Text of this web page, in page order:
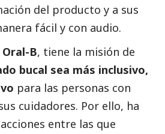
del producto y a sus
fácil y con audio.
Oral-B, tiene la misión de
bucal sea más inclusivo,
para las personas con
cuidadores. Por ello, ha
entre las que